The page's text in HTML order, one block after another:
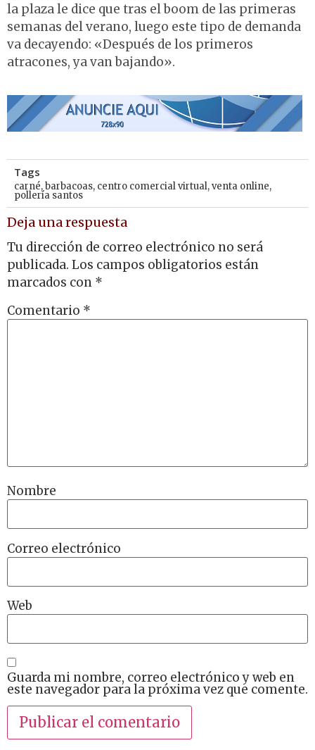
la plaza le dice que tras el boom de las primeras
semanas del verano, luego este tipo de demanda
va decayendo: «Después de los primeros
atracones, ya van bajando».
Tags
carné,barbacoas, centro comercial virtual,venta online,
pollería santos
Deja una respuesta
Tu dirección de correo electrónico no será
publicada. Los campos obligatorios están
marcados con *
Comentario *
Nombre
Correo electrónico
Web
Guarda mi nombre, correo electrónico y web en
este navegador para la próxima vez que comente.